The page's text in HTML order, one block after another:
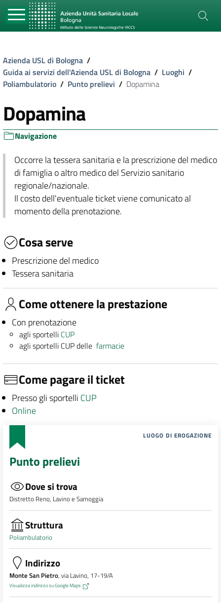
Azienda USL di Bologna /
Guida ai servizi dell'Azienda USL di Bologna / Luoghi /
Poliambulatorio / Punto prelievi / Dopamina
Dopamina
Navigazione
Occorre la tessera sanitaria e la prescrizione del medico
di famiglia o altro medico del Servizio sanitario
regionale/nazionale.
Il costo dell'eventuale ticket viene comunicato al
momento della prenotazione.
Cosa serve
Prescrizione del medico
Tessera sanitaria
Come ottenere la prestazione
Con prenotazione
agli sportelli CUP
agli sportelli CUP dellefarmacie
Come pagare il ticket
Presso gli sportelli CUP
Online
LUOGO DI EROGAZIONE
Punto prelievi
Dove si trova
Distretto Reno, Lavino e Samoggia
Struttura
Poliambulatorio
Indirizzo
Monte San Pietro, via Lavino, 17-19/A
Visualizza indirizzo su Google Maps